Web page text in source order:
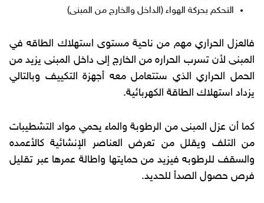
التحكم بحركة الهواء (الداخل والخارج من المبنى)
فالعزل الحراري مهم من ناحية مستوى استهلاك الطاقه في
المبنى لأن تسرب الحراره من الخارج إلى داخل المبنى يزيد من
الحمل الحراري الذي ستتعامل معه أجهزة التكييف وبالتالي
يزداد استهلاك الطاقة الكهربائية.
كما أن عزل المبنى من الرطوبة والماء يحمي مواد التشطيبات
من التلف ويقلل من تعرض العناصر الإنشائية كالأعمده
والسقف للرطوبه فيزيد من حمايتها واطالة عمرها عبر تقليل
فرص حصول الصدأ للحديد.